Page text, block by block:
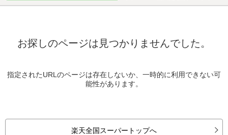
お探しのページは見つかりませんでした。
指定されたURLのページは存在しないか、一時的に利用できない可
能性があります。
楽天全国スーパートップへ